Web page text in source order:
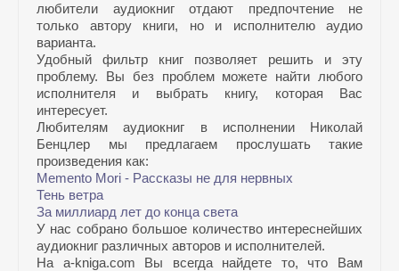
любители аудиокниг отдают предпочтение не
только автору книги, но и исполнителю аудио
варианта.
Удобный фильтр книг позволяет решить и эту
проблему. Вы без проблем можете найти любого
исполнителя и выбрать книгу, которая Вас
интересует.
Любителям аудиокниг в исполнении Николай
Бенцлер мы предлагаем прослушать такие
произведения как:
Memento Mori - Рассказы не для нервных
Тень ветра
За миллиард лет до конца света
У нас собрано большое количество интереснейших
аудиокниг различных авторов и исполнителей.
На a-kniga.com Вы всегда найдете то, что Вам